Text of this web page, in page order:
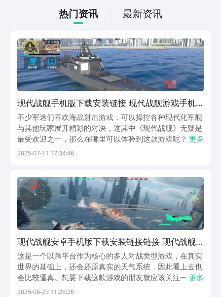
了。
热门资讯 最新资讯
现代战舰手机版下载安装链接 现代战舰游戏手机
版最新安卓手机版下载推荐
不少军迷们喜欢海战射击游戏，可以操控各种现代化军舰
与其他玩家展开精彩的对决，这其中《现代战舰》无疑是
最受欢迎之一，那么在哪里可以体验到这款游戏呢？这里
就带来现代战舰手机版下载地址分享，大家收藏好地址等
更多
2025-07-11 17:34:46
现代战舰安卓手机版下载安装链接链接 现代战舰
安卓怎么下
这是一个以跨平台作为核心的多人对战类型游戏，在真实
世界的基础上，还会还原真实的天气系统，因此看上去也
会比较逼真。想要下载这款游戏的朋友就应该关注一下现
代战舰安卓版下载地址。看一下具体应该怎么下载，如何
更多
2025-06-23 11:26:26